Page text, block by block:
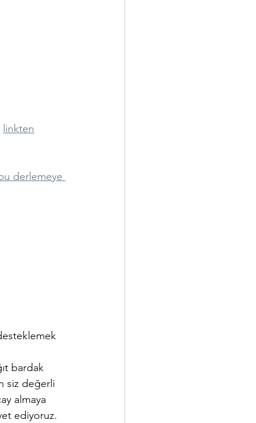
linkten
derlemeye
bardak
siz değerli
almaya
ediyoruz.